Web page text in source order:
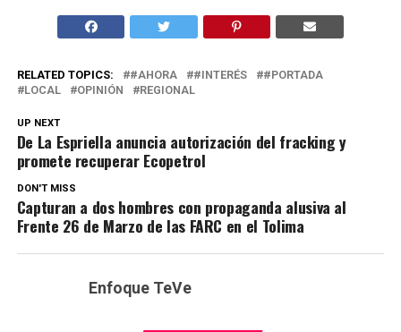
RELATED TOPICS: #AHORA #INTERÉS
#PORTADA
LOCAL
OPINIÓN REGIONAL
UP NEXT
De La Espriella anuncia autorización del fracking y
promete recuperar Ecopetrol
DON'T MISS
Capturan a dos hombres con propaganda alusiva al
Frente 26 de Marzo de las FARC en el Tolima
Enfoque TeVe